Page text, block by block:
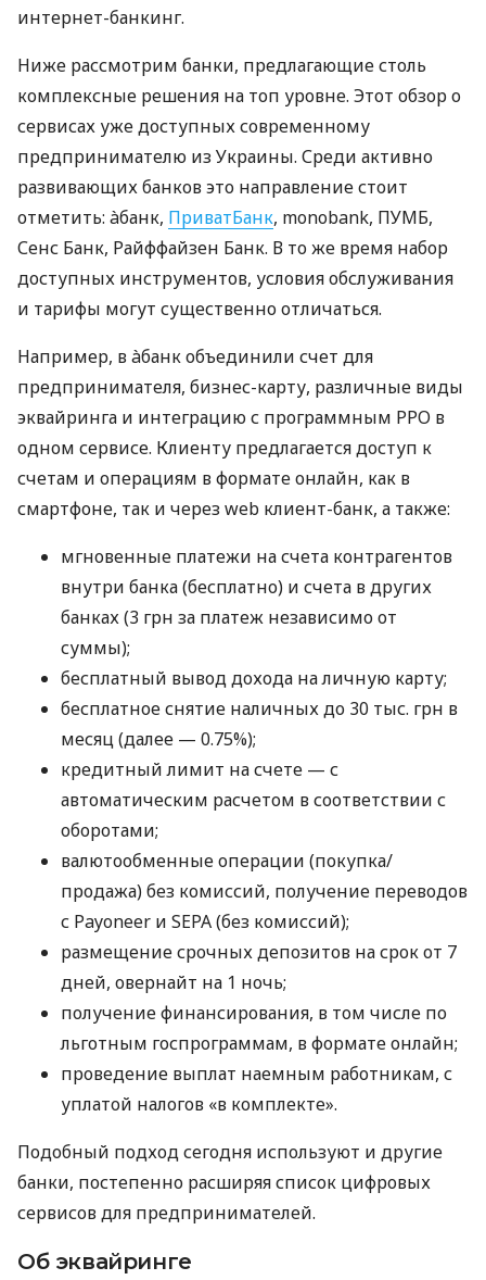
интернет-банкинг.
Ниже рассмотрим банки, предлагающие столь
комплексные решения на топ уровне. Этот обзор о
сервисах уже доступных современному
предпринимателю из Украины. Среди активно
развивающих банков это направление стоит
отметить: àбанк, ПриватБанк, monobank, ПУМБ,
Сенс Банк, Райффайзен Банк. В то же время набор
доступных инструментов, условия обслуживания
и тарифы могут существенно отличаться.
Например, в àбанк объединили счет для
предпринимателя, бизнес-карту, различные виды
эквайринга и интеграцию с программным РРО в
одном сервисе. Клиенту предлагается доступ к
счетам и операциям в формате онлайн, как в
смартфоне, так и через web клиент-банк, а также:
мгновенные платежи на счета контрагентов
внутри банка (бесплатно) и счета в других
банках (3 грн за платеж независимо от
суммы);
бесплатный вывод дохода на личную карту;
бесплатное снятие наличных до 30 тыс. грн в
месяц (далее — 0.75%);
кредитный лимит на счете — с
автоматическим расчетом в соответствии с
оборотами;
валютообменные операции (покупка/
продажа) без комиссий, получение переводов
с Payoneer и SEPA (без комиссий);
размещение срочных депозитов на срок от 7
дней, овернайт на 1 ночь;
получение финансирования, в том числе по
льготным госпрограммам, в формате онлайн;
проведение выплат наемным работникам, с
уплатой налогов «в комплекте».
Подобный подход сегодня используют и другие
банки, постепенно расширяя список цифровых
сервисов для предпринимателей.
Об эквайринге